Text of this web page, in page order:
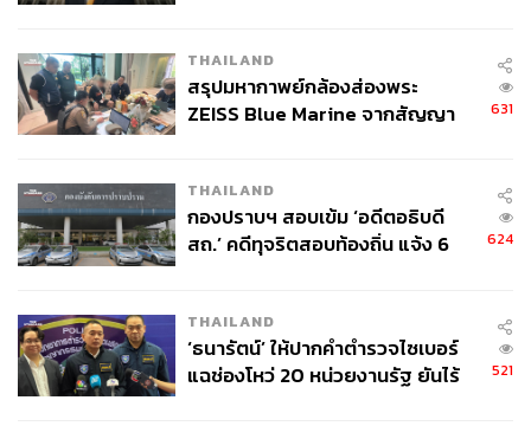
THAILAND
สรุปมหากาพย์กล้องส่องพระ
ZEISS Blue Marine จากสัญญา
จ่ายหนี้-แอบระบุแบรนด์
631
THAILAND
กองปราบฯ สอบเข้ม ‘อดีตอธิบดี
สถ.’ คดีทุจริตสอบท้องถิ่น แจ้ง 6
624
THAILAND
‘ธนารัตน์’ ให้ปากคำตำรวจไซเบอร์
แฉช่องโหว่ 20 หน่วยงานรัฐ ยันไร้
521